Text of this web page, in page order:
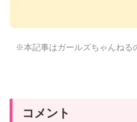
※本記事はガールズちゃんねる
コメント